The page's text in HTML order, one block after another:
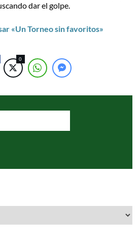
dar el golpe.
«Un Torneo sin favoritos»
0